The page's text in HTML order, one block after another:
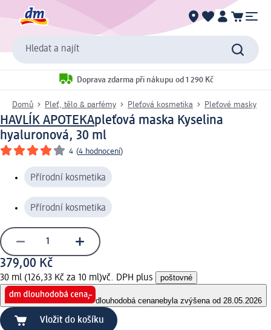
Hledat a najít
Doprava zdarma při nákupu od 1 290 Kč
Domů Pleť, tělo & parfémy Pleťová kosmetika Pleťové masky
HAVLÍK APOTEKApleťová maska Kyselina
hyaluronová, 30 ml
4 (4 hodnocení)
Přírodní kosmetika
Přírodní kosmetika
379,00 Kč
30 ml (126,33 Kč za 10 ml)vč. DPH plus poštovné
dlouhodobá cenanebyla zvýšena od 28.05.2026
Vložit do košíku